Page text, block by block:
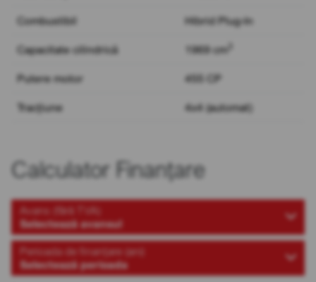
Combustibil Hibrid Plug-In
Capacitate cilindrică 1969 cm
Putere motor 455 CP
Tracțiune 4x4 (automat)
Calculator Finanțare
Avans (fără TVA)
Selectează avansul
Perioada de finanțare (ani)
Selectează perioada